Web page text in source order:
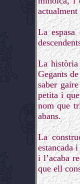
La
La història
Gegants
saber
petita i
nom que
abans.
La
estancada
i l’acaba
que ell